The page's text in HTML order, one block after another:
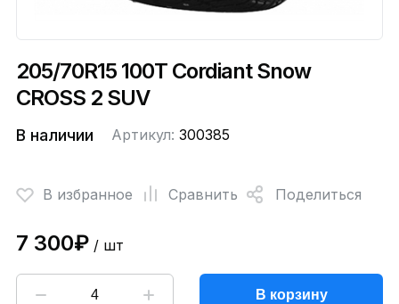
205/70R15 100T Cordiant Snow
CROSS 2 SUV
В наличии Артикул: 300385
В избранное Сравнить Поделиться
7 300₽/ шт
В корзину